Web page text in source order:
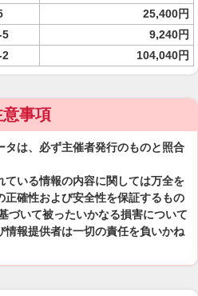
25,400円
5
9,240円
2 104,040円
意事項
は、必ず主催者発行のものと照合
いる情報の内容に関しては万全を
確性および安全性を保証するもの
づいて被ったいかなる損害について
情報提供者は一切の責任を負いかね